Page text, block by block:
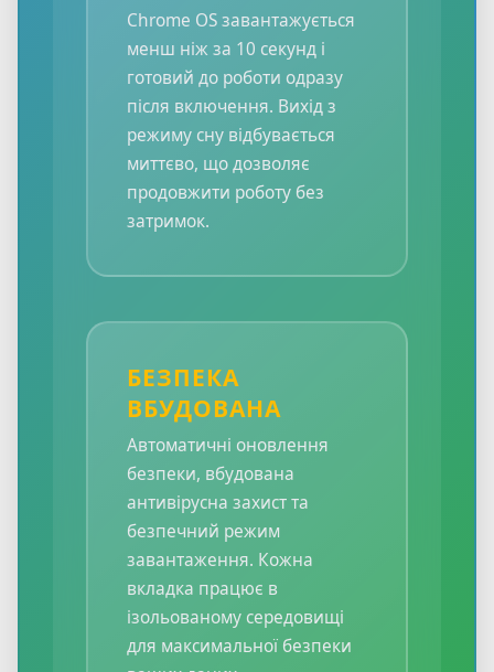
Chrome OS завантажується
менш ніж за 10 секунд і
готовий до роботи одразу
після включення. Вихід з
режиму сну відбувається
миттєво, що дозволяє
продовжити роботу без
затримок.
БЕЗПЕКА
ВБУДОВАНА
Автоматичні оновлення
безпеки, вбудована
антивірусна захист та
безпечний режим
завантаження. Кожна
вкладка працює в
ізольованому середовищі
для максимальної безпеки